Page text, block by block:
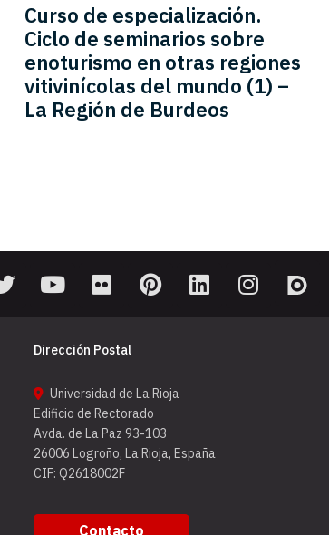
Curso de especialización.
Ciclo de seminarios sobre
enoturismo en otras regiones
vitivinícolas del mundo (1) –
La Región de Burdeos
Dirección Postal
Universidad de La Rioja
Edificio de Rectorado
Avda. de La Paz 93-103
26006 Logroño, La Rioja, España
CIF: Q2618002F
Contacto